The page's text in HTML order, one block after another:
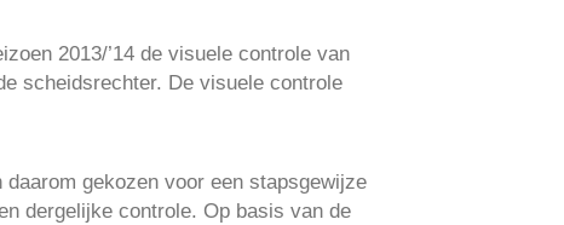
2013/’14 de visuele controle van
scheidsrechter. De visuele controle
gekozen voor een stapsgewijze
dergelijke controle. Op basis van de